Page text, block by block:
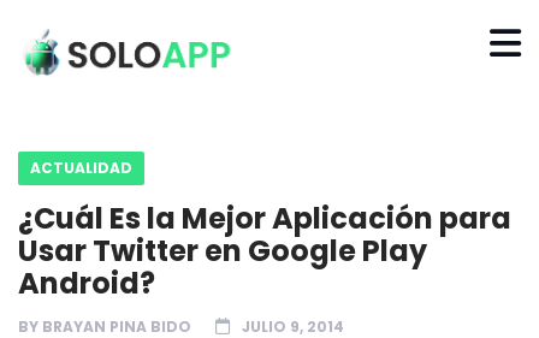
ACTUALIDAD
¿Cuál Es la Mejor Aplicación para
Usar Twitter en Google Play
Android?
BY BRAYAN PINA BIDO JULIO 9, 2014